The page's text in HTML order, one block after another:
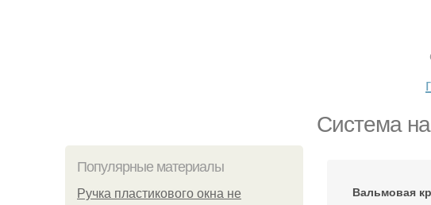
Система
Популярные материалы
Ручка пластикового окна не
Вальмовая